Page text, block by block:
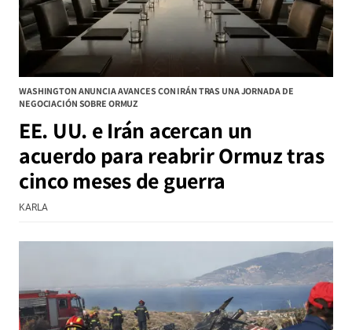
WASHINGTON ANUNCIA AVANCES CON IRÁN TRAS UNA JORNADA DE
NEGOCIACIÓN SOBRE ORMUZ
EE. UU. e Irán acercan un
acuerdo para reabrir Ormuz tras
cinco meses de guerra
KARLA